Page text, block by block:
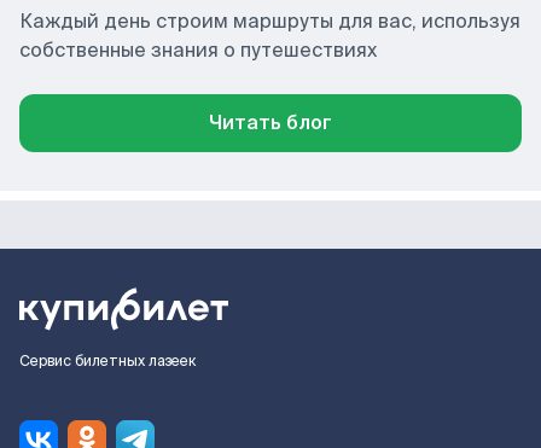
Каждый день строим маршруты для вас, используя
собственные знания о путешествиях
Читать блог
Сервис билетных лазеек